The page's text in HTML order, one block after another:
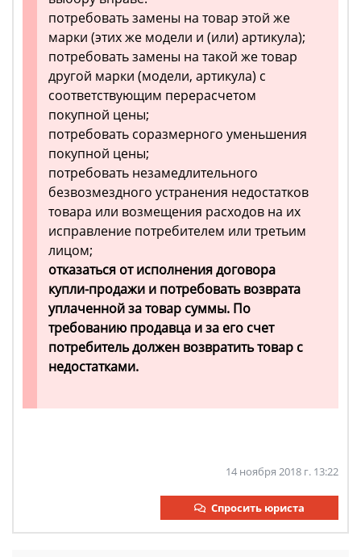
потребовать замены на товар этой же
марки (этих же модели и (или) артикула);
потребовать замены на такой же товар
другой марки (модели, артикула) с
соответствующим перерасчетом
покупной цены;
потребовать соразмерного уменьшения
покупной цены;
потребовать незамедлительного
безвозмездного устранения недостатков
товара или возмещения расходов на их
исправление потребителем или третьим
лицом;
отказаться от исполнения договора
купли-продажи и потребовать возврата
уплаченной за товар суммы. По
требованию продавца и за его счет
потребитель должен возвратить товар с
недостатками.
14 ноября 2018 г. 13:22
Спросить юриста